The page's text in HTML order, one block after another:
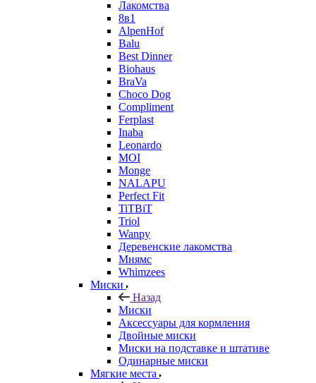
Лакомства
8в1
AlpenHof
Balu
Best Dinner
Biohaus
BraVa
Choco Dog
Compliment
Ferplast
Inaba
Leonardo
MOI
Monge
NALAPU
Perfect Fit
TiTBiT
Triol
Wanpy
Деревенские лакомства
Мнямс
Whimzees
Миски
Назад
Миски
Аксессуары для кормления
Двойные миски
Миски на подставке и штативе
Одинарные миски
Мягкие места